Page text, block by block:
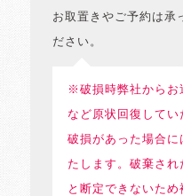
お取置きやご予約は承
ださい。
※破損時弊社からお
など原状回復してい
破損があった場合
たします。破棄さ
と断定できないた